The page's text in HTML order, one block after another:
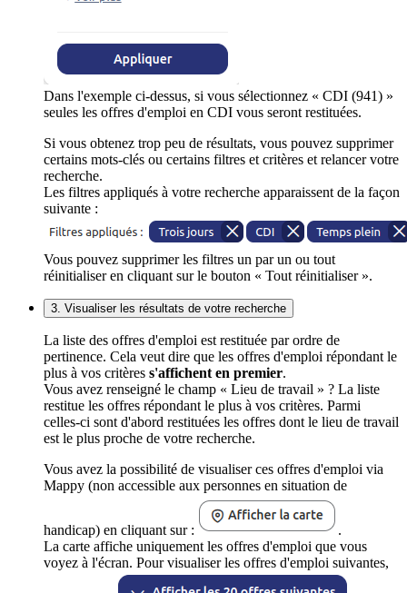
Dans l'exemple ci-dessus, si vous sélectionnez « CDI (941) »
seules les offres d'emploi en CDI vous seront restituées.
Si vous obtenez trop peu de résultats, vous pouvez supprimer
certains mots-clés ou certains filtres et critères et relancer votre
recherche.
Les filtres appliqués à votre recherche apparaissent de la façon
suivante :
Vous pouvez supprimer les filtres un par un ou tout
réinitialiser en cliquant sur le bouton « Tout réinitialiser ».
3. Visualiser les résultats de votre recherche
La liste des offres d'emploi est restituée par ordre de
pertinence. Cela veut dire que les offres d'emploi répondant le
plus à vos critères s'affichent en premier.
Vous avez renseigné le champ « Lieu de travail » ? La liste
restitue les offres répondant le plus à vos critères. Parmi
celles-ci sont d'abord restituées les offres dont le lieu de travail
est le plus proche de votre recherche.
Vous avez la possibilité de visualiser ces offres d'emploi via
Mappy (non accessible aux personnes en situation de
handicap) en cliquant sur :
.
La carte affiche uniquement les offres d'emploi que vous
voyez à l'écran. Pour visualiser les offres d'emploi suivantes,